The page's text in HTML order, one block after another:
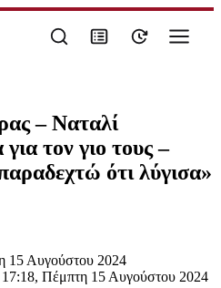
– Ναταλί
τον γιο τους –
ότι λύγισα»
15 Αυγούστου 2024
17:18, Πέμπτη 15 Αυγούστου 2024